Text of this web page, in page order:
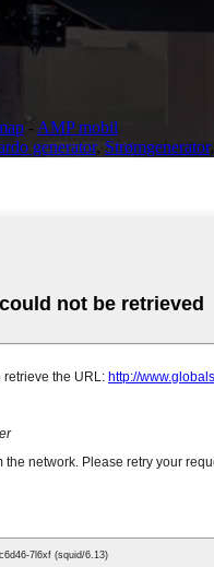
- AMP mobil
generator, Strømgenerator,